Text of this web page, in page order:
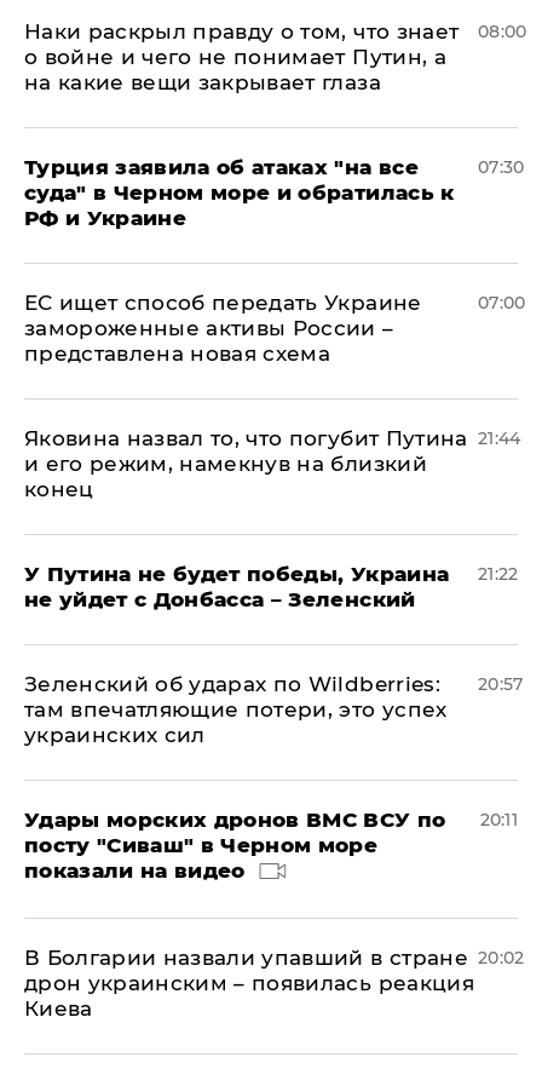
Наки раскрыл правду о том, что знает
о войне и чего не понимает Путин, а
на какие вещи закрывает глаза
08:00
Турция заявила об атаках "на все
суда" в Черном море и обратилась к
РФ и Украине
07:30
ЕС ищет способ передать Украине
замороженные активы России –
представлена новая схема
07:00
Яковина назвал то, что погубит Путина
и его режим, намекнув на близкий
конец
21:44
У Путина не будет победы, Украина
не уйдет с Донбасса – Зеленский
21:22
Зеленский об ударах по Wildberries:
там впечатляющие потери, это успех
украинских сил
20:57
Удары морских дронов ВМС ВСУ по
посту "Сиваш" в Черном море
показали на видео
20:11
В Болгарии назвали упавший в стране
дрон украинским – появилась реакция
Киева
20:02